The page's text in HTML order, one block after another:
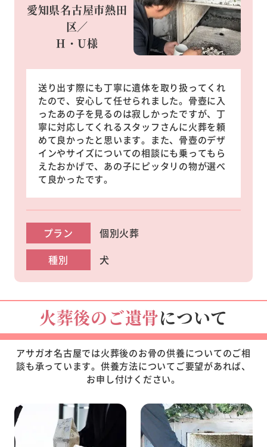
愛知県名古屋市熱田
区／
H・U様
送り出す際にも丁寧に遺体を取り扱ってくれ
たので、安心して任せられました。骨壺に入
ったあの子を見るのは寂しかったですが、丁
寧に対応してくれるスタッフさんに火葬を頼
めて良かったと思います。また、骨壺のデザ
インやサイズについての相談にも乗ってもら
えたおかげで、あの子にピッタリの物が選べ
て良かったです。
プラン
個別火葬
種別
犬
火葬後のご遺骨について
アサガオ名古屋では火葬後のお骨の供養についてのご相
談も承っています。 供養方法についてご要望があれば、
お申し付けください。